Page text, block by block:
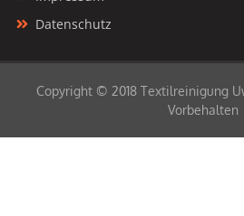
Datenschutz
Copyright © 2018 Textilreinigung
Vorbehalten